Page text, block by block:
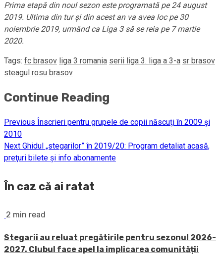
Prima etapă din noul sezon este programată pe 24 august
2019. Ultima din tur și din acest an va avea loc pe 30
noiembrie 2019, urmând ca Liga 3 să se reia pe 7 martie
2020.
Tags: fc brasov liga 3 romania serii liga 3. liga a 3-a sr brasov
steagul rosu brasov
Continue Reading
Previous Înscrieri pentru grupele de copii născuţi în 2009 şi
2010
Next Ghidul „stegarilor” în 2019/20: Program detaliat acasă,
preţuri bilete şi info abonamente
În caz că ai ratat
2 min read
Stegarii au reluat pregătirile pentru sezonul 2026-
2027. Clubul face apel la implicarea comunității